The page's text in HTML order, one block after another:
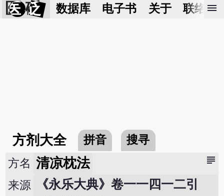
医 砭 数据库 电子书 关于 联络我
menu
方剂大全 拼音 搜寻
subject
方名 清凉枕法
来源
《永乐大典》卷一一四一二引